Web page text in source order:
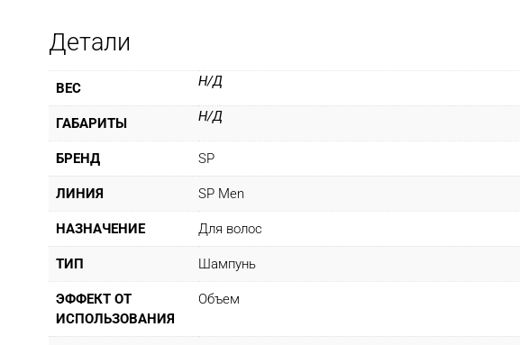
Детали
ВЕС Н/Д
ГАБАРИТЫ Н/Д
БРЕНД SP
ЛИНИЯ SP Men
НАЗНАЧЕНИЕ Для волос
ТИП Шампунь
ЭФФЕКТ ОТ
ИСПОЛЬЗОВАНИЯ
Объем